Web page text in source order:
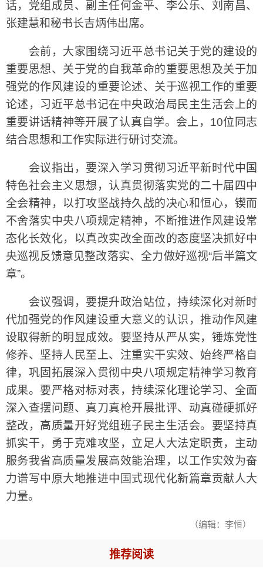
话，党组成员、副主任何金平、李公乐、刘南昌、
张建慧和秘书长吉炳伟出席。
会前，大家围绕习近平总书记关于党的建设的
重要思想、关于党的自我革命的重要思想及关于加
强党的作风建设的重要论述、关于巡视工作的重要
论述，习近平总书记在中央政治局民主生活会上的
重要讲话精神等开展了认真自学。会上，10位同志
结合思想和工作实际进行研讨交流。
会议指出，要深入学习贯彻习近平新时代中国
特色社会主义思想，认真贯彻落实党的二十届四中
全会精神，以打攻坚战持久战的决心和恒心，锲而
不舍落实中央八项规定精神，不断推进作风建设常
态化长效化，以真改实改全面改的态度坚决抓好中
央巡视反馈意见整改落实、全力做好巡视“后半篇文
章”。
会议强调，要提升政治站位，持续深化对新时
代加强党的作风建设重大意义的认识，推动作风建
设取得新的明显成效。要坚持从严从实，锤炼党性
修养、坚持人民至上、注重实干实效、始终严格自
律，巩固拓展深入贯彻中央八项规定精神学习教育
成果。要严格对标对表，持续深化理论学习、全面
深入查摆问题、真刀真枪开展批评、动真碰硬抓好
整改，高质量开好党组班子民主生活会。要坚持真
抓实干，勇于克难攻坚，立足人大法定职责，主动
服务我省高质量发展高效能治理，以工作实效为奋
力谱写中原大地推进中国式现代化新篇章贡献人大
力量。
（编辑：李恒）
推荐阅读